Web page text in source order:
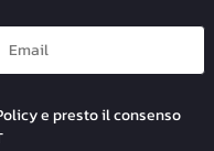
e presto il consenso